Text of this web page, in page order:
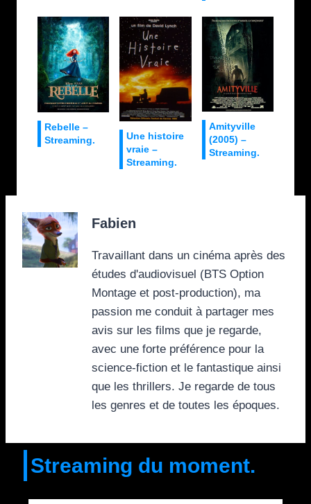
Rebelle –
Streaming.
Une histoire
vraie –
Streaming.
Amityville
(2005) –
Streaming.
Fabien
Travaillant dans un cinéma après des
études d'audiovisuel (BTS Option
Montage et post-production), ma
passion me conduit à partager mes
avis sur les films que je regarde,
avec une forte préférence pour la
science-fiction et le fantastique ainsi
que les thrillers. Je regarde de tous
les genres et de toutes les époques.
Streaming du moment.